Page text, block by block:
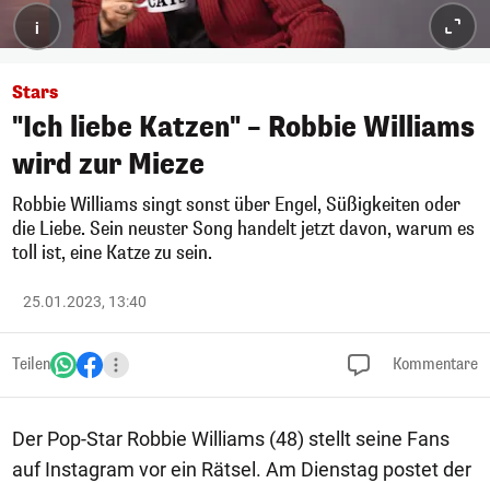
i
Stars
"Ich liebe Katzen" – Robbie Williams
wird zur Mieze
Robbie Williams singt sonst über Engel, Süßigkeiten oder
die Liebe. Sein neuster Song handelt jetzt davon, warum es
toll ist, eine Katze zu sein.
25.01.2023, 13:40
Teilen Kommentare
Der Pop-Star Robbie Williams (48) stellt seine Fans
auf Instagram vor ein Rätsel. Am Dienstag postet der